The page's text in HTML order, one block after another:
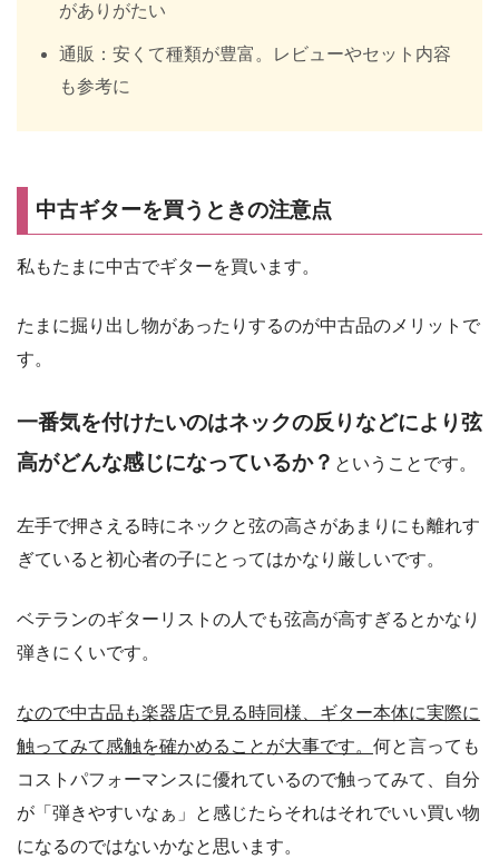
がありがたい
通販：安くて種類が豊富。レビューやセット内容
も参考に
中古ギターを買うときの注意点
私もたまに中古でギターを買います。
たまに掘り出し物があったりするのが中古品のメリットで
す。
一番気を付けたいのはネックの反りなどにより弦
高がどんな感じになっているか？ ということです。
左手で押さえる時にネックと弦の高さがあまりにも離れす
ぎていると初心者の子にとってはかなり厳しいです。
ベテランのギターリストの人でも弦高が高すぎるとかなり
弾きにくいです。
なので中古品も楽器店で見る時同様、ギター本体に実際に
触ってみて感触を確かめることが大事です。 何と言っても
コストパフォーマンスに優れているので触ってみて、自分
が「弾きやすいなぁ」と感じたらそれはそれでいい買い物
になるのではないかなと思います。